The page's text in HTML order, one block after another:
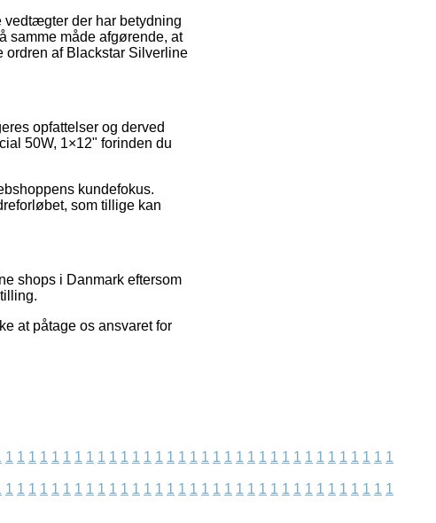
vedtægter der har betydning
samme måde afgørende, at
ordren af Blackstar Silverline
opfattelser og derved
50W, 1×12" forinden du
kundefokus.
som tillige kan
shops i Danmark eftersom
at påtage os ansvaret for
1 1 1 1 1 1 1 1 1 1 1 1 1 1 1 1 1 1 1 1 1 1 1 1 1 1 1 1 1 1 1 1 1 1
1 1 1 1 1 1 1 1 1 1 1 1 1 1 1 1 1 1 1 1 1 1 1 1 1 1 1 1 1 1 1 1 1 1